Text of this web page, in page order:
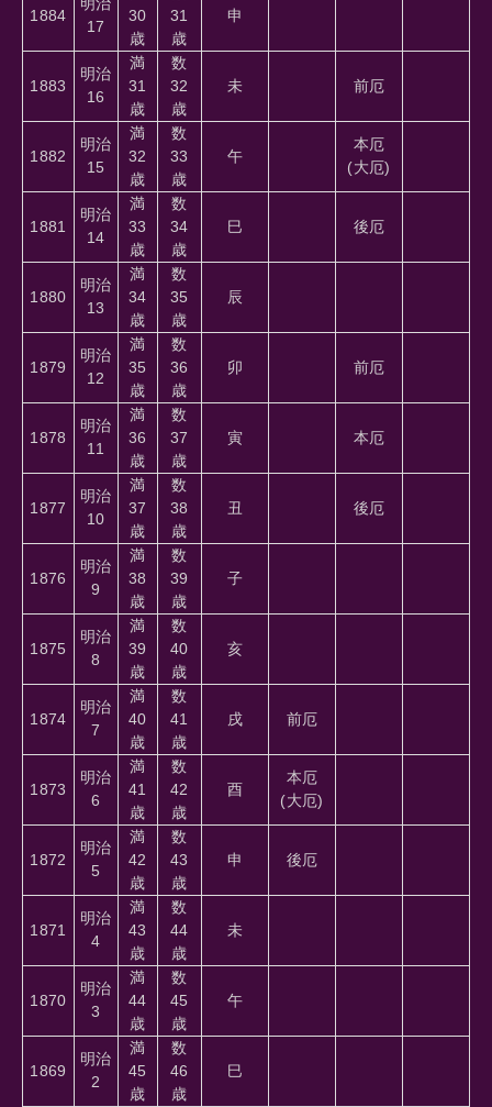
1884
17
30
歳
31
歳
申
1883
明治
16
満
31
歳
数
32
歳
未 前厄
1882
明治
15
満
32
歳
数
33
歳
午
本厄
(大厄)
1881
明治
14
満
33
歳
数
34
歳
巳 後厄
1880
明治
13
満
34
歳
数
35
歳
辰
1879
明治
12
満
35
歳
数
36
歳
卯 前厄
1878
明治
11
満
36
歳
数
37
歳
寅 本厄
1877
明治
10
満
37
歳
数
38
歳
丑 後厄
1876
明治
9
満
38
歳
数
39
歳
子
1875
明治
8
満
39
歳
数
40
歳
亥
1874
明治
7
満
40
歳
数
41
歳
戌 前厄
1873
明治
6
満
41
歳
数
42
歳
酉
本厄
(大厄)
1872
明治
5
満
42
歳
数
43
歳
申 後厄
1871
明治
4
満
43
歳
数
44
歳
未
1870
明治
3
満
44
歳
数
45
歳
午
1869
明治
2
満
45
歳
数
46
歳
巳